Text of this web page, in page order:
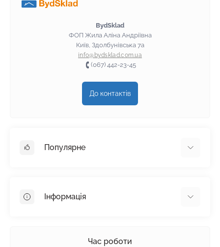
BydSklad
ФОП Жила Аліна Андріївна
Київ, Здолбунівська 7а
info@bydsklad.com.ua
(067) 442-23-45
До контактів
Популярне
Пінопласт
Інформація
Час роботи